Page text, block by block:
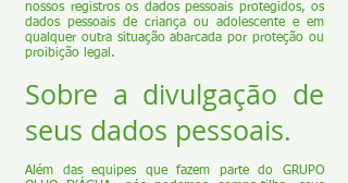
nossos registros os dados pessoais protegidos, os
dados pessoais de criança ou adolescente e em
qualquer outra situação abarcada por proteção ou
proibição legal.
Sobre a divulgação de
seus dados pessoais.
Além das equipes que fazem parte do GRUPO